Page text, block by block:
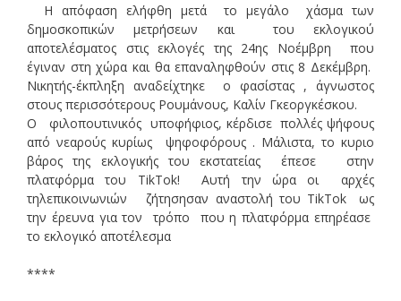
Η απόφαση ελήφθη μετά το μεγάλο χάσμα των
δημοσκοπικών μετρήσεων και του εκλογικού
αποτελέσματος στις εκλογές της 24ης Νοέμβρη που
έγιναν στη χώρα και θα επαναληφθούν στις 8 Δεκέμβρη.
Νικητής-έκπληξη αναδείχτηκε ο φασίστας , άγνωστος
στους περισσότερους Ρουμάνους, Καλίν Γκεοργκέσκου.
Ο φιλοπουτινικός υποφήφιος, κέρδισε πολλές ψήφους
από νεαρούς κυρίως ψηφοφόρους . Μάλιστα, το κυριο
βάρος της εκλογικής του εκστατείας έπεσε στην
πλατφόρμα του TikTok! Αυτή την ώρα οι αρχές
τηλεπικοινωνιών ζήτησησαν αναστολή του TikTok ως
την έρευνα για τον τρόπο που η πλατφόρμα επηρέασε
το εκλογικό αποτέλεσμα
****